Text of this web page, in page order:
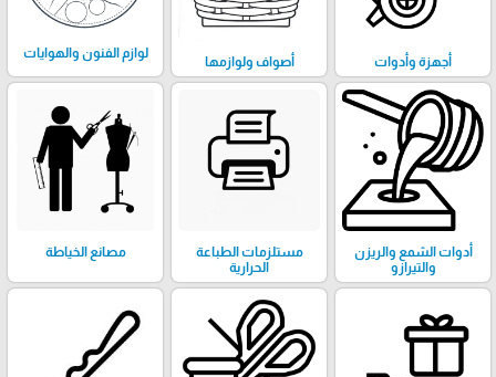
أجهزة وأدوات أصواف ولوازمها
لوازم الفنون والهوايات
أدوات الشمع والريزن
والتيرازو
مستلزمات الطباعة
الحرارية
مصانع الخياطة